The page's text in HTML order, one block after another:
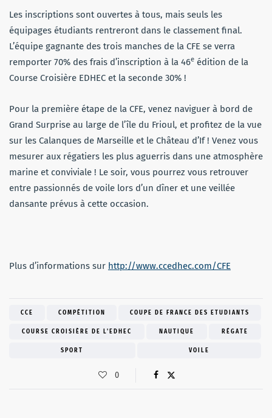
Les inscriptions sont ouvertes à tous, mais seuls les
équipages étudiants rentreront dans le classement final.
L’équipe gagnante des trois manches de la CFE se verra
remporter 70% des frais d’inscription à la 46e édition de la
Course Croisière EDHEC et la seconde 30% !
Pour la première étape de la CFE, venez naviguer à bord de
Grand Surprise au large de l’île du Frioul, et profitez de la vue
sur les Calanques de Marseille et le Château d’If ! Venez vous
mesurer aux régatiers les plus aguerris dans une atmosphère
marine et conviviale ! Le soir, vous pourrez vous retrouver
entre passionnés de voile lors d’un dîner et une veillée
dansante prévus à cette occasion.
Plus d’informations sur http://www.ccedhec.com/CFE
CCE COMPÉTITION COUPE DE FRANCE DES ETUDIANTS
COURSE CROISIÈRE DE L'EDHEC NAUTIQUE RÉGATE
SPORT VOILE
0